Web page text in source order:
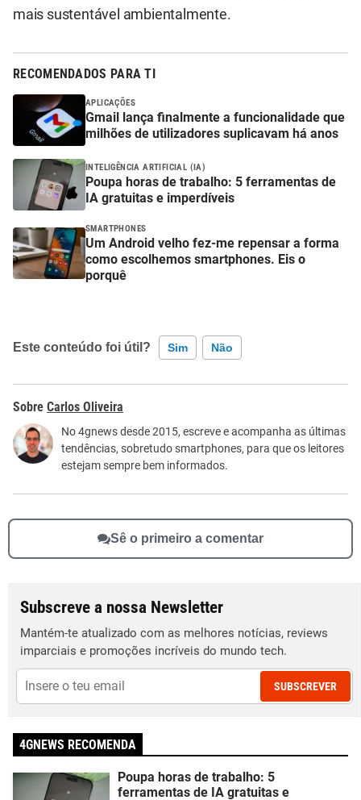
mais sustentável ambientalmente.
RECOMENDADOS PARA TI
APLICAÇÕES
Gmail lança finalmente a funcionalidade que
milhões de utilizadores suplicavam há anos
INTELIGÊNCIA ARTIFICIAL (IA)
Poupa horas de trabalho: 5 ferramentas de
IA gratuitas e imperdíveis
SMARTPHONES
Um Android velho fez-me repensar a forma
como escolhemos smartphones. Eis o
porquê
Este conteúdo foi útil? Sim Não
Este conteúdo contém informação incorreta
Este conteúdo não tem a informação que procuro
Outro
Carlos Oliveira
No 4gnews desde 2015, escreve e acompanha as últimas
tendências, sobretudo smartphones, para que os leitores
estejam sempre bem informados.
Sê o primeiro a comentar
Subscreve a nossa Newsletter
Mantém-te atualizado com as melhores notícias, reviews
imparciais e promoções incríveis do mundo tech.
SUBSCREVER
4GNEWS RECOMENDA
Poupa horas de trabalho: 5
ferramentas de IA gratuitas e